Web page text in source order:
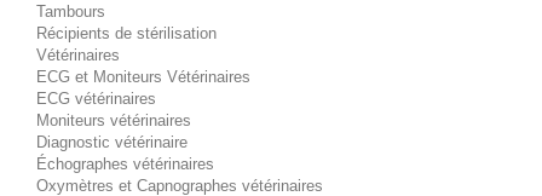
Tambours
Récipients de stérilisation
Vétérinaires
ECG et Moniteurs Vétérinaires
ECG vétérinaires
Moniteurs vétérinaires
Diagnostic vétérinaire
Échographes vétérinaires
Oxymètres et Capnographes vétérinaires